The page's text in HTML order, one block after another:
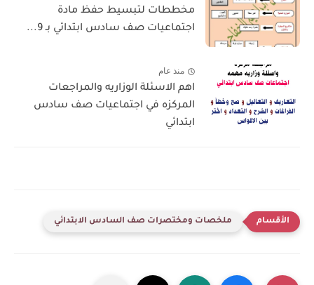
مخططات لتبسيط حفظ مادة
اجتماعيات صف سادس ابتدائي بـ 9...
منذ عام
اهم الاسئلة الوزاريه والمراجعات
المركزه في اجتماعيات صف سادس
ابتدائي
ملخصات ومختصرات صف السادس الابتدائي